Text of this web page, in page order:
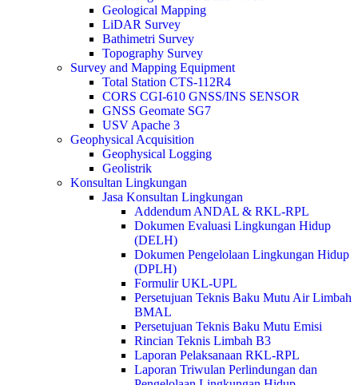
Geological Mapping
LiDAR Survey
Bathimetri Survey
Topography Survey
Survey and Mapping Equipment
Total Station CTS-112R4
CORS CGI-610 GNSS/INS SENSOR
GNSS Geomate SG7
USV Apache 3
Geophysical Acquisition
Geophysical Logging
Geolistrik
Konsultan Lingkungan
Jasa Konsultan Lingkungan
Addendum ANDAL & RKL-RPL
Dokumen Evaluasi Lingkungan Hidup
(DELH)
Dokumen Pengelolaan Lingkungan Hidup
(DPLH)
Formulir UKL-UPL
Persetujuan Teknis Baku Mutu Air Limbah
BMAL
Persetujuan Teknis Baku Mutu Emisi
Rincian Teknis Limbah B3
Laporan Pelaksanaan RKL-RPL
Laporan Triwulan Perlindungan dan